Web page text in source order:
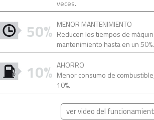
veces.
50% MENOR MANTENIMIENTO
Reducen los tiempos de
mantenimiento hasta en un 50%.
10% AHORRO
Menor consumo de
10%.
ver video del